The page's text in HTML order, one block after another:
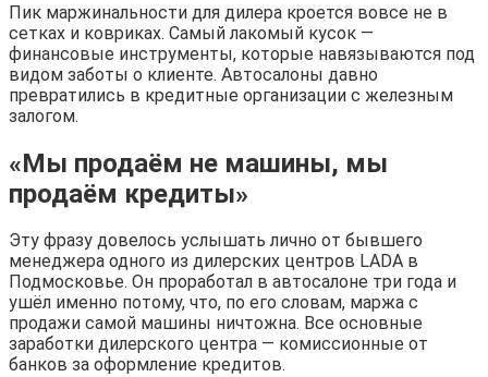
Пик маржинальности для дилера кроется вовсе не в
сетках и ковриках. Самый лакомый кусок —
финансовые инструменты, которые навязываются под
видом заботы о клиенте. Автосалоны давно
превратились в кредитные организации с железным
залогом.
«Мы продаём не машины, мы
продаём кредиты»
Эту фразу довелось услышать лично от бывшего
менеджера одного из дилерских центров LADA в
Подмосковье. Он проработал в автосалоне три года и
ушёл именно потому, что, по его словам, маржа с
продажи самой машины ничтожна. Все основные
заработки дилерского центра — комиссионные от
банков за оформление кредитов.